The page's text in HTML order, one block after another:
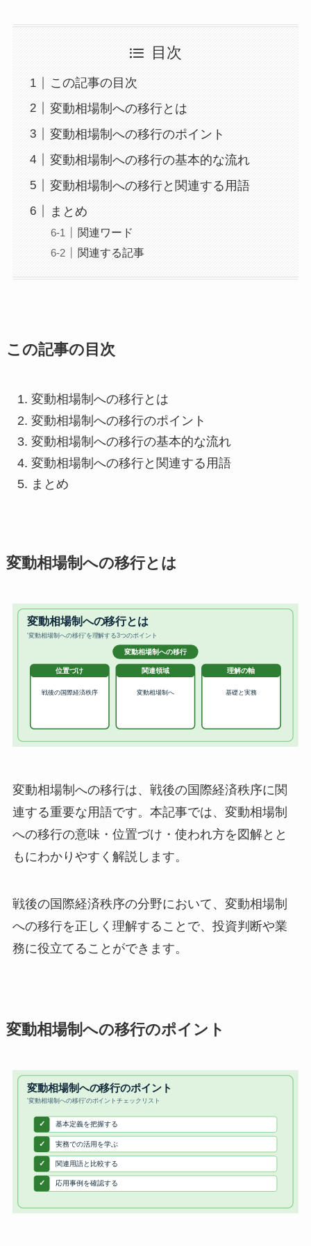
目次
この記事の目次
変動相場制への移行とは
変動相場制への移行のポイント
変動相場制への移行の基本的な流れ
変動相場制への移行と関連する用語
まとめ
関連ワード
関連する記事
この記事の目次
変動相場制への移行とは
変動相場制への移行のポイント
変動相場制への移行の基本的な流れ
変動相場制への移行と関連する用語
まとめ
変動相場制への移行とは
変動相場制への移行は、戦後の国際経済秩序に関
連する重要な用語です。本記事では、変動相場制
への移行の意味・位置づけ・使われ方を図解とと
もにわかりやすく解説します。
戦後の国際経済秩序の分野において、変動相場制
への移行を正しく理解することで、投資判断や業
務に役立てることができます。
変動相場制への移行のポイント